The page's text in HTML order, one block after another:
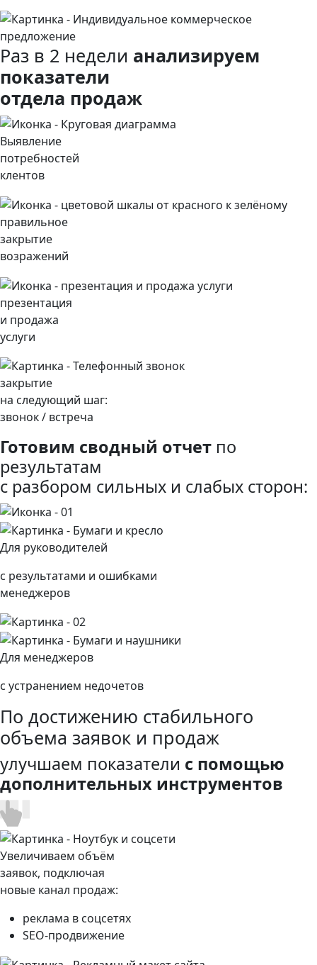
Раз в 2 недели анализируем
показатели
отдела продаж
Выявление
потребностей
клентов
правильное
закрытие
возражений
презентация
и продажа
услуги
закрытие
на следующий шаг:
звонок / встреча
Готовим сводный отчет по
результатам
c разбором сильных и слабых сторон:
Для руководителей
с результатами и ошибками
менеджеров
Для менеджеров
с устранением недочетов
По достижению стабильного
объема заявок и продаж
улучшаем показатели с помощью
дополнительных инструментов
Увеличиваем объём
заявок, подключая
новые канал продаж:
реклама в соцсетях
SEO-продвижение